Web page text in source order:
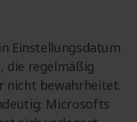
Einstellungsdatum
die regelmäßig
nicht bewahrheitet.
Microsofts